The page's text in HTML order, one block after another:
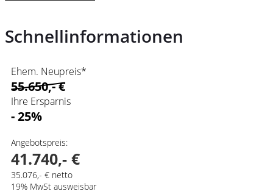
Schnellinformationen
Ehem. Neupreis*
55.650,- €
Ihre Ersparnis
- 25%
Angebotspreis:
41.740,- €
35.076,- € netto
19% MwSt ausweisbar